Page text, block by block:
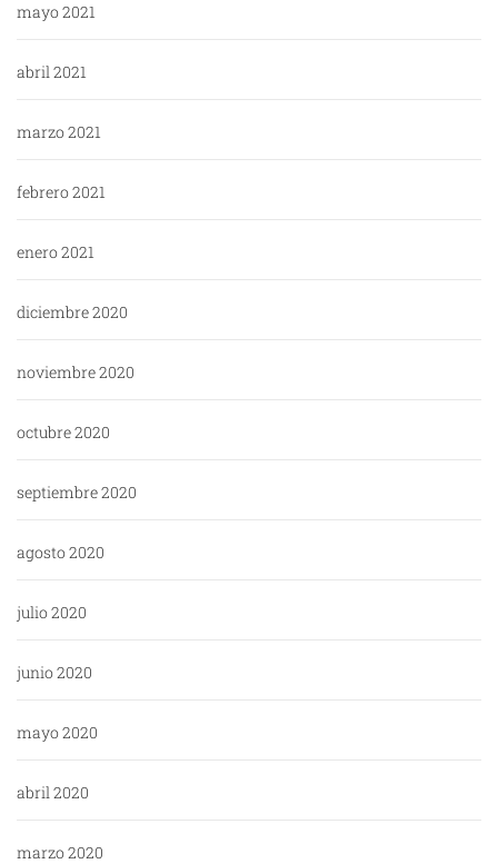
mayo 2021
abril 2021
marzo 2021
febrero 2021
enero 2021
diciembre 2020
noviembre 2020
octubre 2020
septiembre 2020
agosto 2020
julio 2020
junio 2020
mayo 2020
abril 2020
marzo 2020